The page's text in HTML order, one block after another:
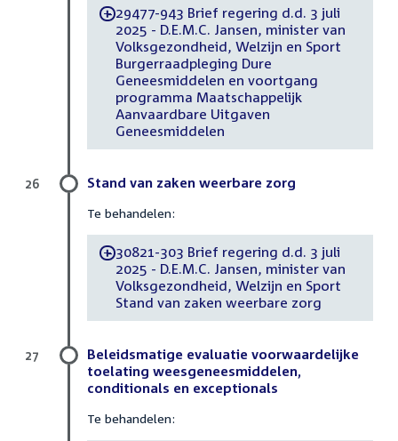
-29477-943 Brief regering d.d. 3 juli
2025 - D.E.M.C. Jansen, minister van
Volksgezondheid, Welzijn en Sport
Burgerraadpleging Dure
Geneesmiddelen en voortgang
programma Maatschappelijk
Aanvaardbare Uitgaven
Geneesmiddelen
Stand van zaken weerbare zorg
Te behandelen:
-30821-303 Brief regering d.d. 3 juli
2025 - D.E.M.C. Jansen, minister van
Volksgezondheid, Welzijn en Sport
Stand van zaken weerbare zorg
26
Beleidsmatige evaluatie voorwaardelijke
toelating weesgeneesmiddelen,
conditionals en exceptionals
Te behandelen:
27